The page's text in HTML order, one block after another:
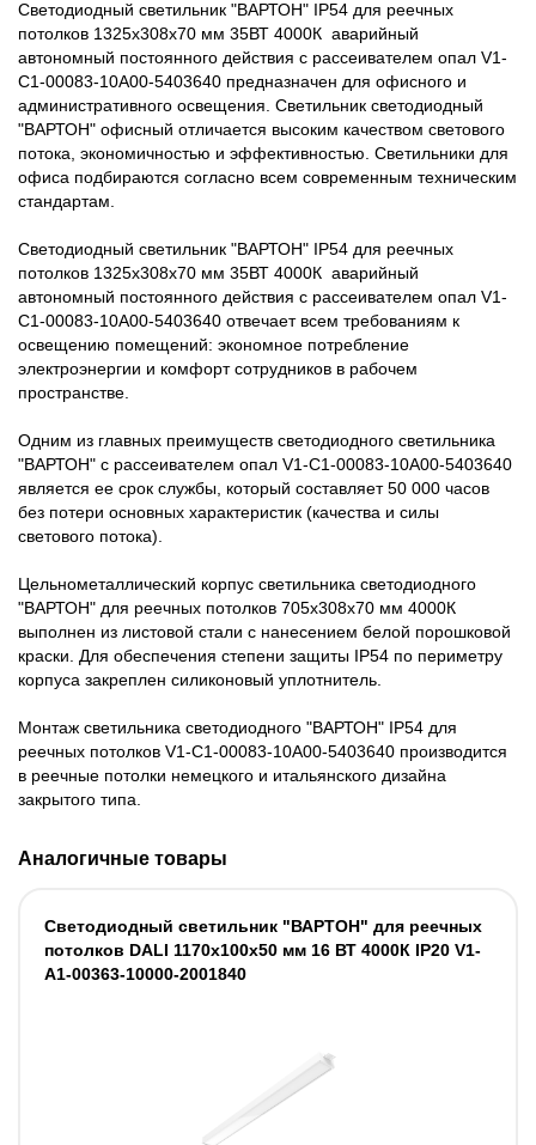
Светодиодный светильник "ВАРТОН" IP54 для реечных
потолков 1325х308х70 мм 35ВТ 4000К аварийный
автономный постоянного действия с рассеивателем опал V1-
C1-00083-10A00-5403640 предназначен для офисного и
административного освещения. Светильник светодиодный
"ВАРТОН" офисный отличается высоким качеством светового
потока, экономичностью и эффективностью. Светильники для
офиса подбираются согласно всем современным техническим
стандартам.
Светодиодный светильник "ВАРТОН" IP54 для реечных
потолков 1325х308х70 мм 35ВТ 4000К аварийный
автономный постоянного действия с рассеивателем опал V1-
C1-00083-10A00-5403640 отвечает всем требованиям к
освещению помещений: экономное потребление
электроэнергии и комфорт сотрудников в рабочем
пространстве.
Одним из главных преимуществ светодиодного светильника
"ВАРТОН" с рассеивателем опал V1-C1-00083-10A00-5403640
является ее срок службы, который составляет 50 000 часов
без потери основных характеристик (качества и силы
светового потока).
Цельнометаллический корпус светильника светодиодного
"ВАРТОН" для реечных потолков 705х308х70 мм 4000К
выполнен из листовой стали с нанесением белой порошковой
краски. Для обеспечения степени защиты IP54 по периметру
корпуса закреплен силиконовый уплотнитель.
Монтаж светильника светодиодного "ВАРТОН" IP54 для
реечных потолков V1-C1-00083-10A00-5403640 производится
в реечные потолки немецкого и итальянского дизайна
закрытого типа.
Аналогичные товары
Светодиодный светильник "ВАРТОН" для реечных
потолков DALI 1170х100х50 мм 16 ВТ 4000К IP20 V1-
A1-00363-10000-2001840